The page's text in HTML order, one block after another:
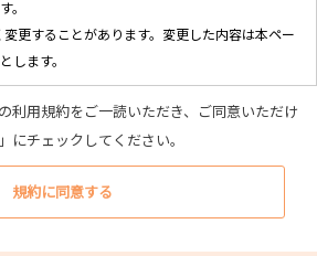
。
更することがあります。変更した内容は本ペー
します。
ついて】
する「プライバシー・ポリシー」に基づき、
。
人情報は、以下の目的で利用させていただき
利用規約をご一読いただき、ご同意いただけ
にチェックしてください。
規約に同意する